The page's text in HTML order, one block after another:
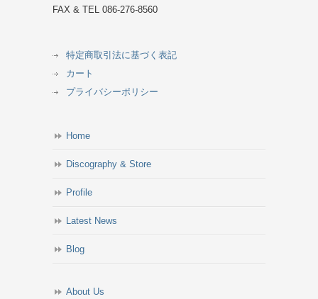
FAX & TEL 086-276-8560
特定商取引法に基づく表記
カート
プライバシーポリシー
Home
Discography & Store
Profile
Latest News
Blog
About Us